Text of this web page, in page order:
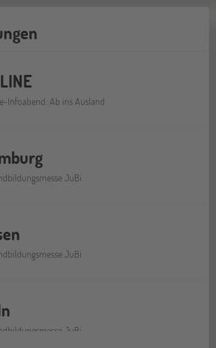
Infoabend: Ab ins Ausland
JuBi
JuBi
JuBi